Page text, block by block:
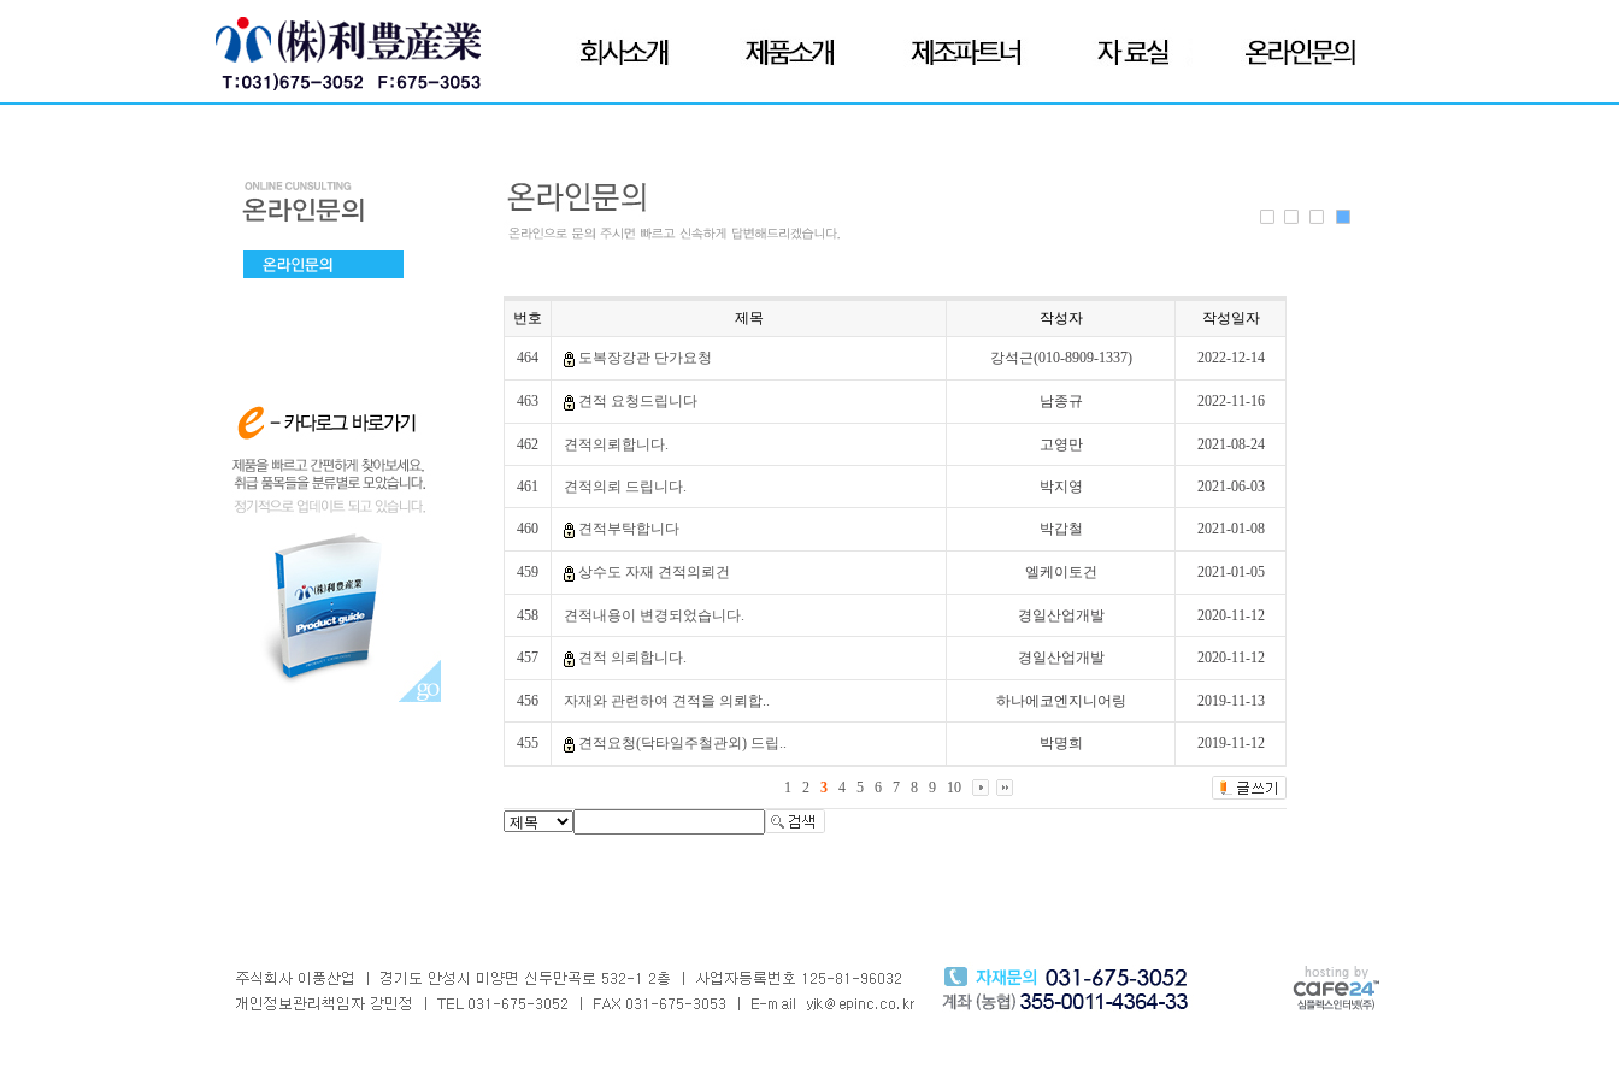
번호 제목 작성자 작성일자
464 도복장강관 단가요청 강석근(010-8909-1337) 2022-12-14
463 견적 요청드립니다 남종규 2022-11-16
462 견적의뢰합니다. 고영만 2021-08-24
461 견적의뢰 드립니다. 박지영 2021-06-03
460 견적부탁합니다 박갑철 2021-01-08
459 상수도 자재 견적의뢰건 엘케이토건 2021-01-05
458 견적내용이 변경되었습니다. 경일산업개발 2020-11-12
457 견적 의뢰합니다. 경일산업개발 2020-11-12
456 자재와 관련하여 견적을 의뢰합.. 하나에코엔지니어링 2019-11-13
455 견적요청(닥타일주철관외) 드립.. 박명희 2019-11-12
1 2 3 4 5 6 7 8 9 10